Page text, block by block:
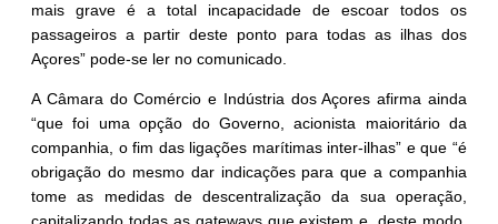
mais grave é a total incapacidade de escoar todos os
passageiros a partir deste ponto para todas as ilhas dos
Açores” pode-se ler no comunicado.
A Câmara do Comércio e Indústria dos Açores afirma ainda
“que foi uma opção do Governo, acionista maioritário da
companhia, o fim das ligações marítimas inter-ilhas” e que “é
obrigação do mesmo dar indicações para que a companhia
tome as medidas de descentralização da sua operação,